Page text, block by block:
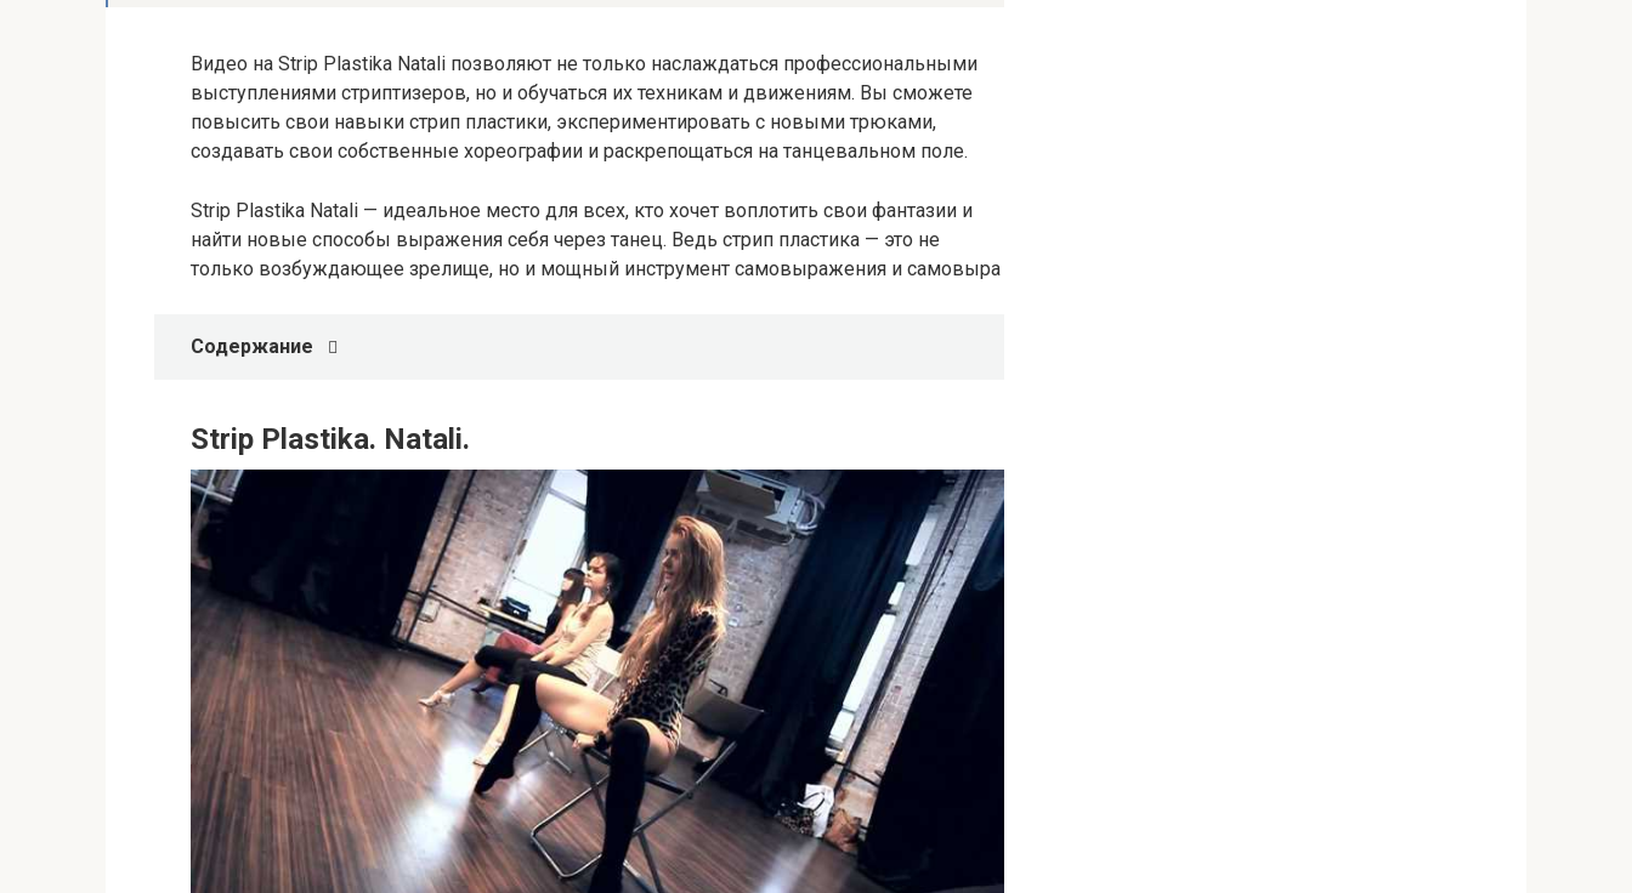
Видео на Strip Plastika Natali позволяют не только наслаждаться профессиональными
выступлениями стриптизеров, но и обучаться их техникам и движениям. Вы сможете
повысить свои навыки стрип пластики, экспериментировать с новыми трюками,
создавать свои собственные хореографии и раскрепощаться на танцевальном поле.
Strip Plastika Natali — идеальное место для всех, кто хочет воплотить свои фантазии и
найти новые способы выражения себя через танец. Ведь стрип пластика — это не
только возбуждающее зрелище, но и мощный инструмент самовыражения и самовыра
Содержание
Strip Plastika. Natali.